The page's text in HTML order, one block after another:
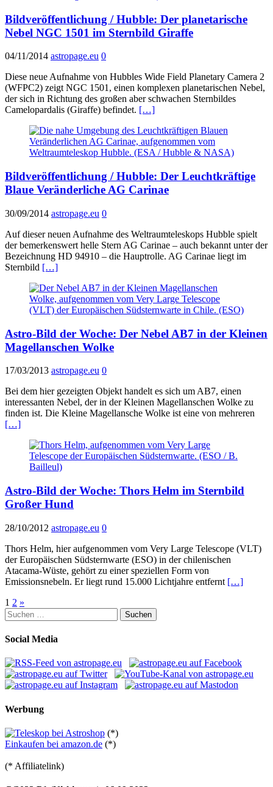
Bildveröffentlichung / Hubble: Der planetarische
Nebel NGC 1501 im Sternbild Giraffe
04/11/2014 astropage.eu 0
Diese neue Aufnahme von Hubbles Wide Field Planetary Camera 2
(WFPC2) zeigt NGC 1501, einen komplexen planetarischen Nebel,
der sich in Richtung des großen aber schwachen Sternbildes
Camelopardalis (Giraffe) befindet. […]
Bildveröffentlichung / Hubble: Der Leuchtkräftige
Blaue Veränderliche AG Carinae
30/09/2014 astropage.eu 0
Auf dieser neuen Aufnahme des Weltraumteleskops Hubble spielt
der bemerkenswert helle Stern AG Carinae – auch bekannt unter der
Bezeichnung HD 94910 – die Hauptrolle. AG Carinae liegt im
Sternbild […]
Astro-Bild der Woche: Der Nebel AB7 in der Kleinen
Magellanschen Wolke
17/03/2013 astropage.eu 0
Bei dem hier gezeigten Objekt handelt es sich um AB7, einen
interessanten Nebel, der in der Kleinen Magellanschen Wolke zu
finden ist. Die Kleine Magellansche Wolke ist eine von mehreren
[…]
Astro-Bild der Woche: Thors Helm im Sternbild
Großer Hund
28/10/2012 astropage.eu 0
Thors Helm, hier aufgenommen vom Very Large Telescope (VLT)
der Europäischen Südsternwarte (ESO) in der chilenischen
Atacama-Wüste, gehört zu einer speziellen Form von
Emissionsnebeln. Er liegt rund 15.000 Lichtjahre entfernt […]
Seitennummerierung
der
Beiträge
1 2 »
Suchen
nach:
Social Media
Werbung
(*)
Einkaufen bei amazon.de (*)
(* Affiliatelink)